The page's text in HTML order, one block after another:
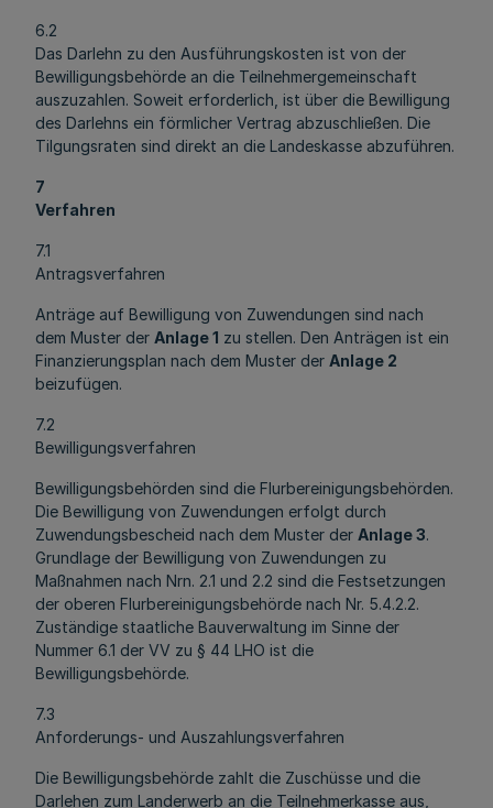
6.2
Das Darlehn zu den Ausführungskosten ist von der
Bewilligungsbehörde an die Teilnehmergemeinschaft
auszuzahlen. Soweit erforderlich, ist über die Bewilligung
des Darlehns ein förmlicher Vertrag abzuschließen. Die
Tilgungsraten sind direkt an die Landeskasse abzuführen.
7
Verfahren
7.1
Antragsverfahren
Anträge auf Bewilligung von Zuwendungen sind nach
dem Muster der Anlage 1 zu stellen. Den Anträgen ist ein
Finanzierungsplan nach dem Muster der Anlage 2
beizufügen.
7.2
Bewilligungsverfahren
Bewilligungsbehörden sind die Flurbereinigungsbehörden.
Die Bewilligung von Zuwendungen erfolgt durch
Zuwendungsbescheid nach dem Muster der Anlage 3.
Grundlage der Bewilligung von Zuwendungen zu
Maßnahmen nach Nrn. 2.1 und 2.2 sind die Festsetzungen
der oberen Flurbereinigungsbehörde nach Nr. 5.4.2.2.
Zuständige staatliche Bauverwaltung im Sinne der
Nummer 6.1 der VV zu § 44 LHO ist die
Bewilligungsbehörde.
7.3
Anforderungs- und Auszahlungsverfahren
Die Bewilligungsbehörde zahlt die Zuschüsse und die
Darlehen zum Landerwerb an die Teilnehmerkasse aus,